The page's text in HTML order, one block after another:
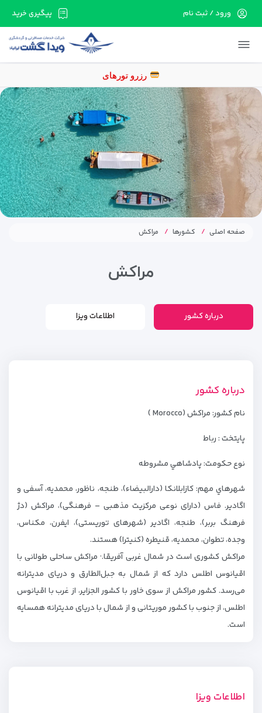
در حال حاضر ارتباط با سرور قطع می باشد لطفا
رزرو ت
پیگیری خرید ورود / ثبت نام
صفحه اصلی کشورها مراکش
مراکش
درباره کشور اطلاعات ویزا
درباره کشور
نام كشور: مراكش (Morocco )
پايتخت : رباط
نوع حكومت: پادشاهي مشروطه
شهرهاي مهم: کازابلانکا (دارالبیضاء)، طنجه، ناظور، محمدیه، آسفی و
اگادیر. فاس (دارای نوعی مرکزیت مذهبی – فرهنگی)، مراکش (دژ
فرهنگ بربر)، طنجه، اگادیر (شهرهای توریستی)، ایفرن، مکناس،
وجده، تطوان، محمدیه، قنیطره (کنیترا) هستند.
مراکش کشوری است در شمال غربی آفریقا.· مراکش ساحلی طولانی با
اقیانوس اطلس دارد که از شمال به جبل‌الطارق و دریای مدیترانه
می‌رسد. کشور مراکش از سوی خاور با کشور الجزایر، از غرب با اقیانوس
اطلس، از جنوب با کشور موریتانی و از شمال با دریای مدیترانه همسایه
است.
اطلاعات ویزا